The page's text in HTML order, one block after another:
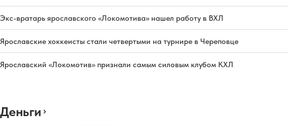
Экс-вратарь ярославского «Локомотива» нашел работу в ВХЛ
Ярославские хоккеисты стали четвертыми на турнире в Череповце
Ярославский «Локомотив» признали самым силовым клубом КХЛ
Деньги